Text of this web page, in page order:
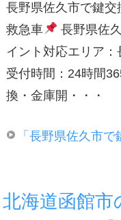
長野県佐久市で鍵
救急車
長野県佐
イント対応エリア：
受付時間：24時間
換・金庫開・・・
「長野県佐久市
北海道函館